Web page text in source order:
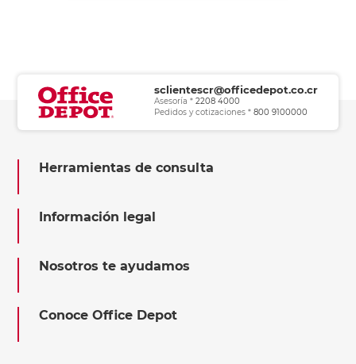
sclientescr@officedepot.co.cr
Asesoría *2208 4000
Pedidos y cotizaciones *800 9100000
Herramientas de consulta
Información legal
Nosotros te ayudamos
Conoce Office Depot